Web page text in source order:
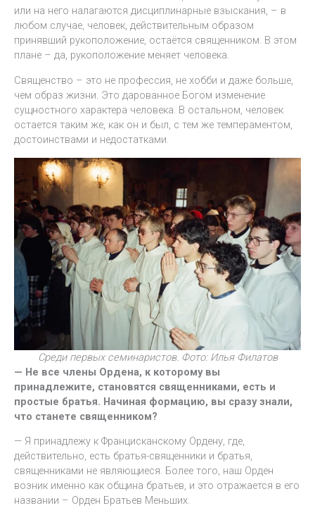
или на него налагаются дисциплинарные взыскания, – в
любом случае, человек, действительным образом
принявший рукоположение, остаётся священником. В этом
плане – да, рукоположение меняет человека.
Священство – это не профессия, не хобби и даже больше,
чем образ жизни. Это дарованное Богом изменение
сущностного характера человека. В остальном, человек
остается таким же, как он и был, с тем же темпераментом,
достоинствами и недостатками.
Среди первых семинаристов. Фото: Илья Филатов
— Не все члены Ордена, к которому вы
принадлежите, становятся священниками, есть и
простые братья. Начиная формацию, вы сразу знали,
что станете священником?
— Я принадлежу к Францисканскому Ордену, где,
действительно, есть братья-священники и братья,
священниками не являющиеся. Более того, наш Орден
возник именно как община братьев, и это отражается в его
названии – Орден Братьев Меньших.